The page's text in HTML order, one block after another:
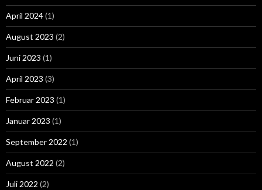
April 2024(1)
August 2023 (2)
Juni 2023 (1)
April 2023 (3)
Februar 2023 (1)
Januar 2023 (1)
September 2022 (1)
August 2022 (2)
Juli 2022 (2)